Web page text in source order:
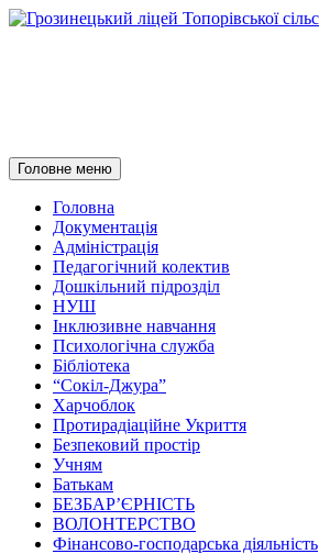
Пошук
Головне меню Перейти
до
Головна
Документація
Адміністрація
Педагогічний колектив
Дошкільний підрозділ
НУШ
Інклюзивне навчання
Психологічна служба
Бібліотека
“Сокіл-Джура”
Харчоблок
Протирадіаційне Укриття
Безпековий простір
Учням
Батькам
БЕЗБАР’ЄРНІСТЬ
ВОЛОНТЕРСТВО
Фінансово-господарська діяльність